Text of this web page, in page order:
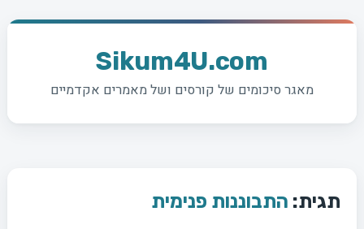
Skip
Sikum4U.com
מאגר סיכומים של קורסים ושל מאמרים אקדמיים
תגית: התבוננות פנימית